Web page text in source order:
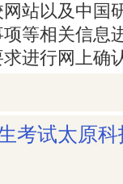
站以及中国
等相关信息
进行网上确
考试太原